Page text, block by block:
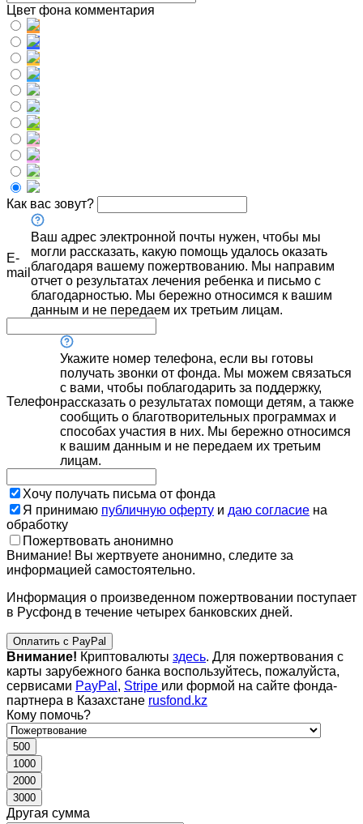
Цвет фона комментария
Как вас зовут?
E-
mail
Ваш адрес электронной почты нужен, чтобы мы
могли рассказать, какую помощь удалось оказать
благодаря вашему пожертвованию. Мы направим
отчет о результатах лечения ребенка и письмо с
благодарностью. Мы бережно относимся к вашим
данным и не передаем их третьим лицам.
Телефон
Укажите номер телефона, если вы готовы
получать звонки от фонда. Мы можем связаться
с вами, чтобы поблагодарить за поддержку,
рассказать о результатах помощи детям, а также
сообщить о благотворительных программах и
способах участия в них. Мы бережно относимся
к вашим данным и не передаем их третьим
лицам.
Хочу получать письма от фонда
Я принимаю публичную оферту и даю согласие на
обработку
Пожертвовать анонимно
Внимание! Вы жертвуете анонимно, следите за
информацией самостоятельно.
Информация о произведенном пожертвовании поступает
в Русфонд в течение четырех банковских дней.
Оплатить с PayPal
Внимание! Криптовалюты здесь. Для пожертвования с
карты зарубежного банка воспользуйтесь, пожалуйста,
сервисами PayPal , Stripe или формой на сайте фонда-
партнера в Казахстане rusfond.kz
Кому помочь?
500
1000
2000
3000
Другая сумма